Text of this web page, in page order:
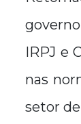
IRPJ e
nas
setor